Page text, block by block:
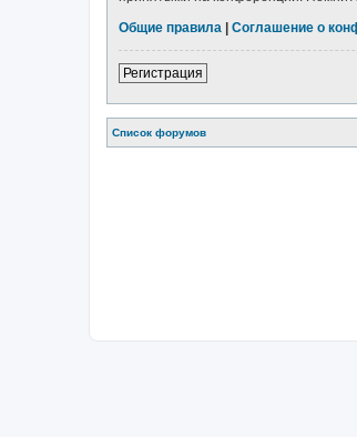
Общие правила
Соглашение о
Регистрация
Список форумов